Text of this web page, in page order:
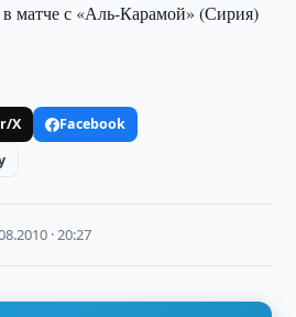
матче с «Аль-Карамой» (Сирия)
X
Facebook
· 20:27